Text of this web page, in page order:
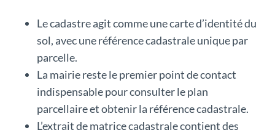
Le cadastre agit comme une carte d’identité du
sol, avec une référence cadastrale unique par
parcelle.
La mairie reste le premier point de contact
indispensable pour consulter le plan
parcellaire et obtenir la référence cadastrale.
L’extrait de matrice cadastrale contient des